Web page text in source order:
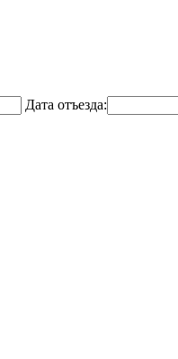
Дата отъезда: